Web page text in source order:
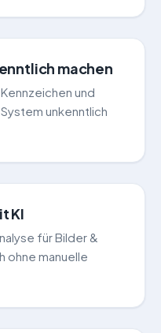
machen
und
unkenntlich
KI
für Bilder &
ohne manuelle